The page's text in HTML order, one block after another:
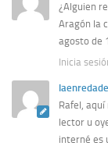
¿Alguien
Aragón la
agosto de
Inicia
Rafel,
lector u
interné es